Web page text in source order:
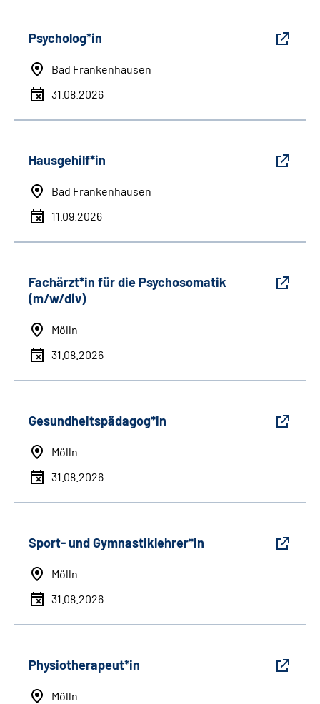
Psycholog*in
Bad Frankenhausen
31.08.2026
Hausgehilf*in
Bad Frankenhausen
11.09.2026
Fachärzt*in für die Psychosomatik
(m/w/div)
Mölln
31.08.2026
Gesundheitspädagog*in
Mölln
31.08.2026
Sport- und Gymnastiklehrer*in
Mölln
31.08.2026
Physiotherapeut*in
Mölln